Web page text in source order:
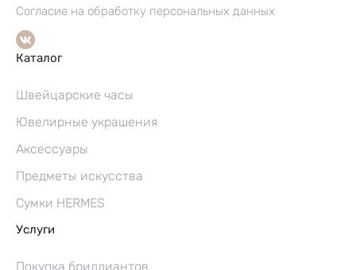
Согласие на обработку персональных данных
Каталог
Швейцарские часы
Ювелирные украшения
Аксессуары
Предметы искусства
Сумки HERMES
Услуги
Покупка бриллиантов